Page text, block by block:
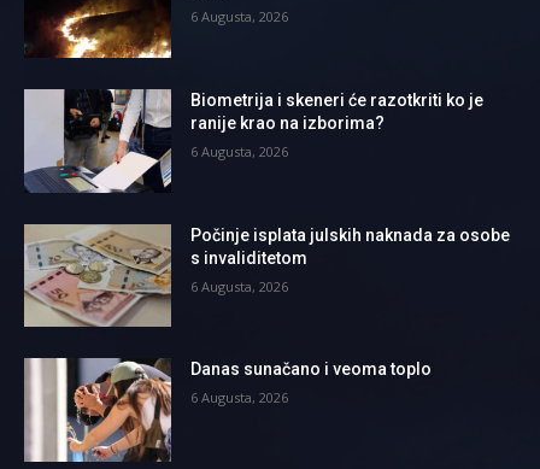
6 Augusta, 2026
Biometrija i skeneri će razotkriti ko je
ranije krao na izborima?
6 Augusta, 2026
Počinje isplata julskih naknada za osobe
s invaliditetom
6 Augusta, 2026
Danas sunačano i veoma toplo
6 Augusta, 2026